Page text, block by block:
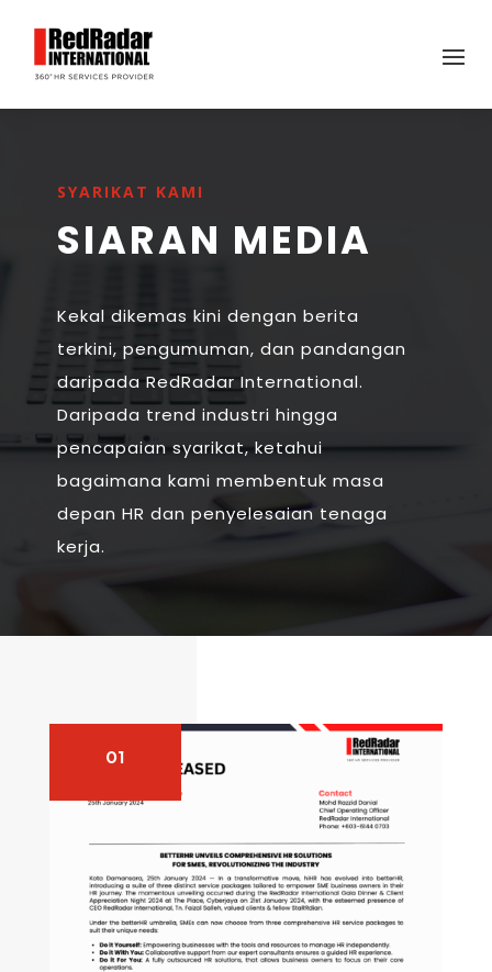
SYARIKAT KAMI
SIARAN MEDIA
Kekal dikemas kini dengan berita
terkini, pengumuman, dan pandangan
daripada RedRadar International.
Daripada trend industri hingga
pencapaian syarikat, ketahui
bagaimana kami membentuk masa
depan HR dan penyelesaian tenaga
kerja.
01